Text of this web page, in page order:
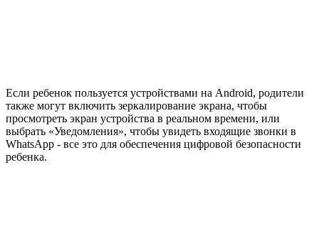
Если ребенок пользуется устройствами на Android, родители
также могут включить зеркалирование экрана, чтобы
просмотреть экран устройства в реальном времени, или
выбрать «Уведомления», чтобы увидеть входящие звонки в
WhatsApp - все это для обеспечения цифровой безопасности
ребенка.